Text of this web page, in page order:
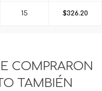
15 $326.20
COMPRARON
TAMBIÉN